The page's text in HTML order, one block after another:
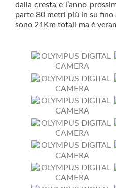
dalla cresta e l’anno
parte 80 metri più in su
sono 21Km totali ma è